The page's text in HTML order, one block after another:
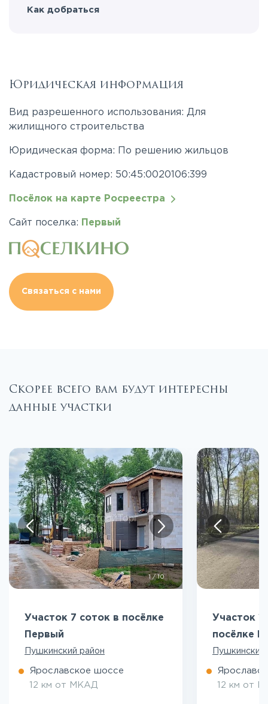
Как добраться
Юридическая информация
Вид разрешенного использования: Для
жилищного строительства
Юридическая форма: По решению жильцов
Кадастровый номер: 50:45:0020106:399
Посёлок на карте Росреестра
Сайт поселка: Первый
Связаться с нами
Скорее всего вам будут интересны
данные участки
1/10
Участок 7 соток в посёлке
Первый
Пушкинский район
Ярославское шоссе
12 км от МКАД
Участок
посёлке
Пушкинский
12 км от